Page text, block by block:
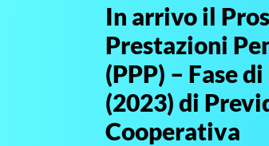
In arrivo il
Prestazioni
(PPP) – Fase
(2023) di
Cooperativa